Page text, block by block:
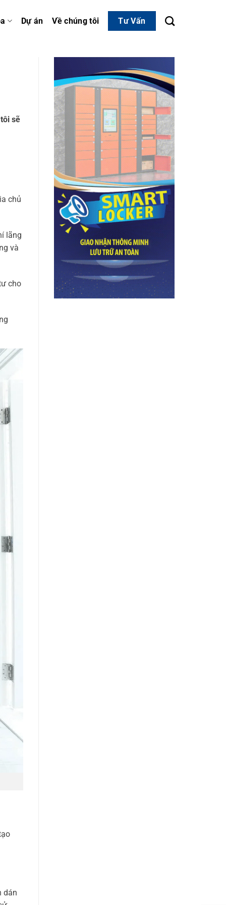
Dự án Về chúng tôi Tư Vấn
sẽ
chủ
lãng
và
cho
dán